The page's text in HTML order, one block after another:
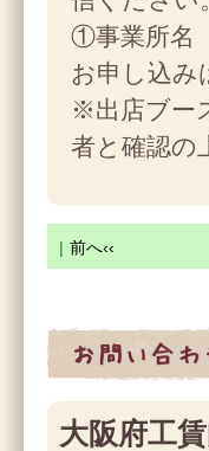
①事業所
お申し込み
※出店ブー
者と確認の
| 前へ‹‹
大阪府工